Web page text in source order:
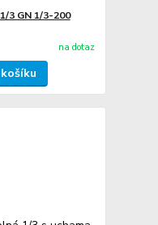
3 GN 1/3-200
na dotaz